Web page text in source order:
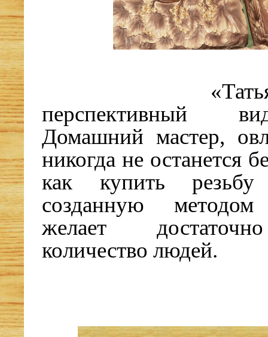
перспективный
Домашний мастер,
никогда не останется
как купить
созданную методом
желает
количество людей.